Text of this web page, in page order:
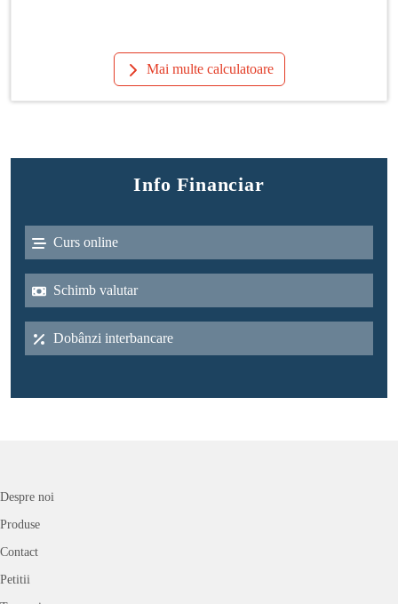
Mai multe calculatoare
Info Financiar
Curs online
Schimb valutar
Dobânzi interbancare
Despre noi
Produse
Contact
Petitii